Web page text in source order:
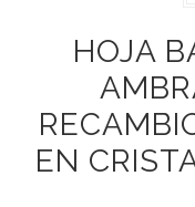
HOJA
EN